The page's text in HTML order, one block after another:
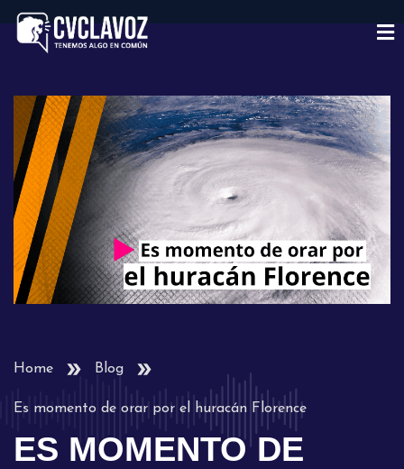
Home Blog
Es momento de orar por el huracán Florence
ES MOMENTO DE